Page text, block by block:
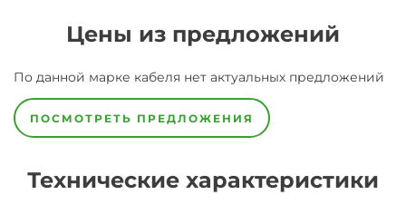
Цены из предложений
По данной марке кабеля нет актуальных предложений
ПОСМОТРЕТЬ ПРЕДЛОЖЕНИЯ
Технические характеристики